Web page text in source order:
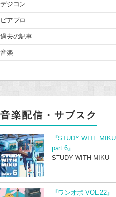
デジコン
ピアプロ
過去の記事
音楽
音楽配信・サブスク
『STUDY WITH MIKU
part 6』
STUDY WITH MIKU
『ワンオポ VOL.22』